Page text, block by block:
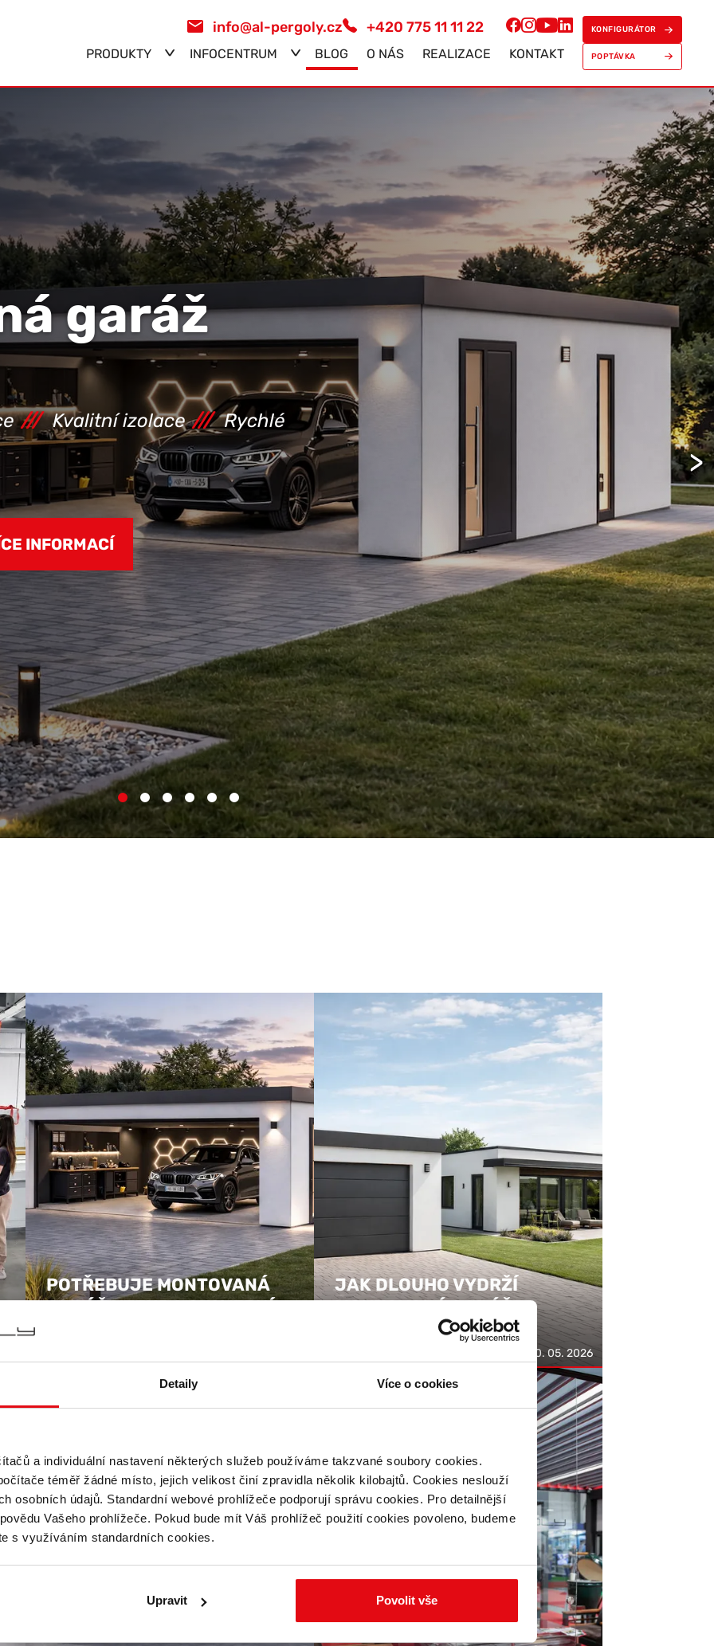
Detaily Více o cookies
a individuální nastavení některých služeb používáme takzvané soubory cookies.
téměř žádné místo, jejich velikost činí zpravidla několik kilobajtů. Cookies neslouží
osobních údajů. Standardní webové prohlížeče podporují správu cookies. Pro detailnější
Vašeho prohlížeče. Pokud bude mít Váš prohlížeč použití cookies povoleno, budeme
s využíváním standardních cookies.
Upravit Povolit vše
info@al-pergoly.cz +420 775 11 11 22
PRODUKTY INFOCENTRUM BLOG O NÁS REALIZACE KONTAKT
KONFIGURÁTOR
POPTÁVKA
/// Kvalitní izolace /// Rychlé
INFORMACÍ
POTŘEBUJE MONTOVANÁ
GARÁŽ XTENDA STAVEBNÍ
JAK DLOUHO VYDRŽÍ
MONTOVANÁ GARÁŽ
20. 05. 2026